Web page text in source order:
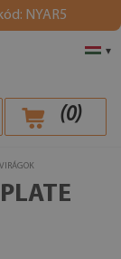
kód: NYAR5
▾
(0)